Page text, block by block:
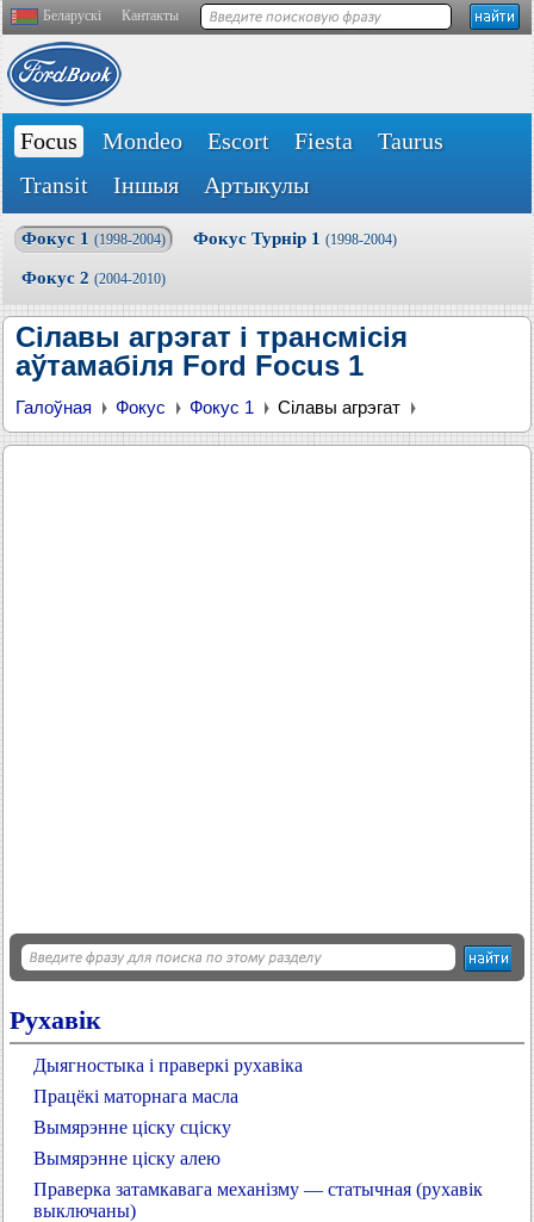
Беларускі Кантакты
Focus Mondeo Escort Fiesta
Taurus
Transit
Іншыя Артыкулы
Фокус 1 (1998-2004) Фокус Турнір 1 (1998-2004)
Фокус 2 (2004-2010)
Сілавы агрэгат і трансмісія
аўтамабіля Ford Focus 1
Галоўная Фокус Фокус 1 Сілавы агрэгат
Рухавік
Дыягностыка і праверкі рухавіка
Працёкі маторнага масла
Вымярэнне ціску сціску
Вымярэнне ціску алею
Праверка затамкавага механізму — статычная (рухавік
выключаны)